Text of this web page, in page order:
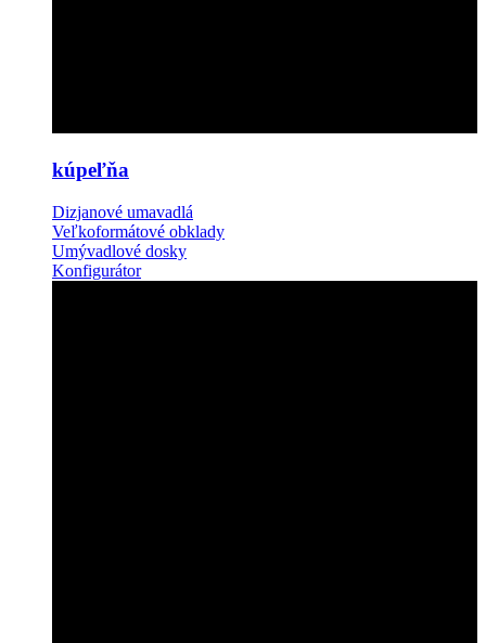
kúpeľňa
Dizjanové umavadlá
Veľkoformátové obklady
Umývadlové dosky
Konfigurátor